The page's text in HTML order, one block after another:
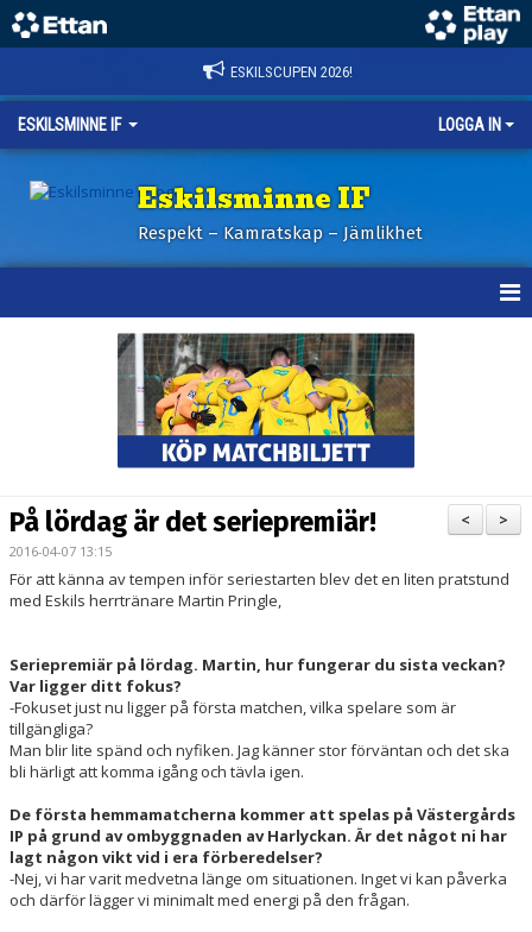
ESKILSCUPEN 2026!
ESKILSMINNE IF LOGGA IN
Eskilsminne IF
Respekt – Kamratskap – Jämlikhet
BILDER ESKILSCUPEN
PARTNERS
KALENDER
LOKALBOKNING
DOKUMENT/FILER
MEDLEMSKAP
ESKILS LOVFOTBOLL
BILJETTER
MEDLEMSFÖRMÅNER
>
<
På lördag är det seriepremiär!
2016-04-07 13:15
För att känna av tempen inför seriestarten blev det en liten pratstund
med Eskils herrtränare Martin Pringle,
Seriepremiär på lördag. Martin, hur fungerar du sista veckan?
Var ligger ditt fokus?
-Fokuset just nu ligger på första matchen, vilka spelare som är
tillgängliga?
Man blir lite spänd och nyfiken. Jag känner stor förväntan och det ska
bli härligt att komma igång och tävla igen.
De första hemmamatcherna kommer att spelas på Västergårds
IP på grund av ombyggnaden av Harlyckan. Är det något ni har
lagt någon vikt vid i era förberedelser?
-Nej, vi har varit medvetna länge om situationen. Inget vi kan påverka
och därför lägger vi minimalt med energi på den frågan.